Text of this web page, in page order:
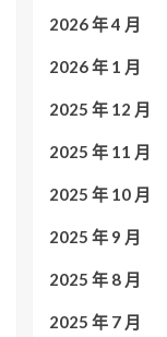
2026 年 4 月
2026 年 1 月
2025 年 12 月
2025 年 11 月
2025 年 10 月
2025 年 9 月
2025 年 8 月
2025 年 7 月